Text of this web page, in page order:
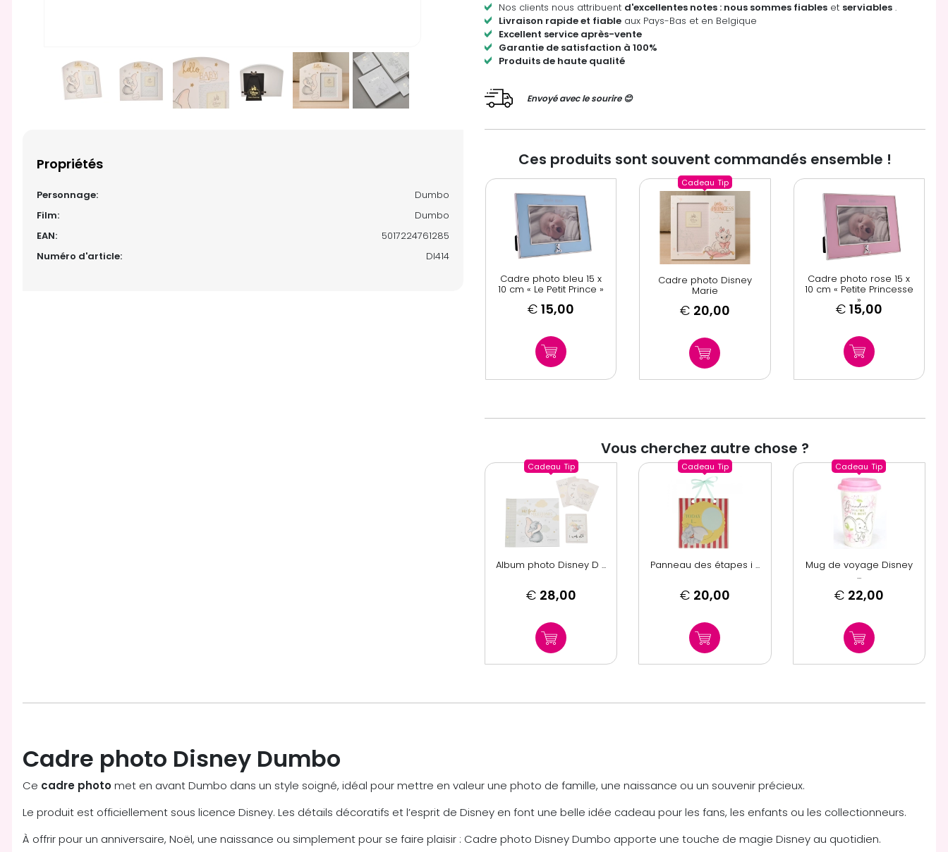
Propriétés
Personnage:
Dumbo
Film:
Dumbo
EAN:
5017224761285
Numéro d'article:
DI414
Nos clients nous attribuent d'excellentes notes : nous sommes fiables et serviables .
Livraison rapide et fiable aux Pays-Bas et en Belgique
Excellent service après-vente
Garantie de satisfaction à 100%
Produits de haute qualité
Envoyé avec le sourire 😊
Ces produits sont souvent commandés ensemble !
Cadre photo bleu 15 x
10 cm « Le Petit Prince »
€ 15,00
Cadeau Tip
Cadre photo Disney
Marie
€ 20,00
Cadre photo rose 15 x
10 cm « Petite Princesse
»
€ 15,00
Vous cherchez autre chose ?
Cadeau Tip
Album photo Disney D ...
€ 28,00
Cadeau Tip
Panneau des étapes i ...
€ 20,00
Cadeau Tip
Mug de voyage Disney
...
€ 22,00
Cadre photo Disney Dumbo
Ce cadre photomet en avant Dumbo dans un style soigné, idéal pour mettre en valeur une photo de famille, une naissance ou un souvenir précieux.
Le produit est officiellement sous licence Disney. Les détails décoratifs et l’esprit de Disney en font une belle idée cadeau pour les fans, les enfants ou les collectionneurs.
À offrir pour un anniversaire, Noël, une naissance ou simplement pour se faire plaisir : Cadre photo Disney Dumbo apporte une touche de magie Disney au quotidien.